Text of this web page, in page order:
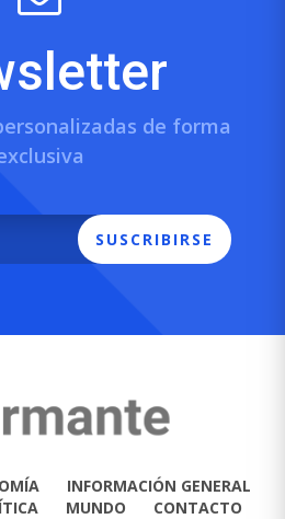
de forma
SUSCRIBIRSE
INFORMACIÓN GENERAL
MUNDO CONTACTO